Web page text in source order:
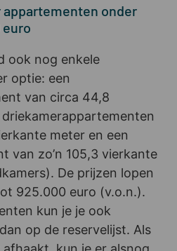
onder
ook nog enkele
optie: een
van circa 44,8
meter en een
van zo’n 105,3 vierkante
De prijzen lopen
925.000 euro (v.o.n.).
kun je je ook
op de reservelijst. Als